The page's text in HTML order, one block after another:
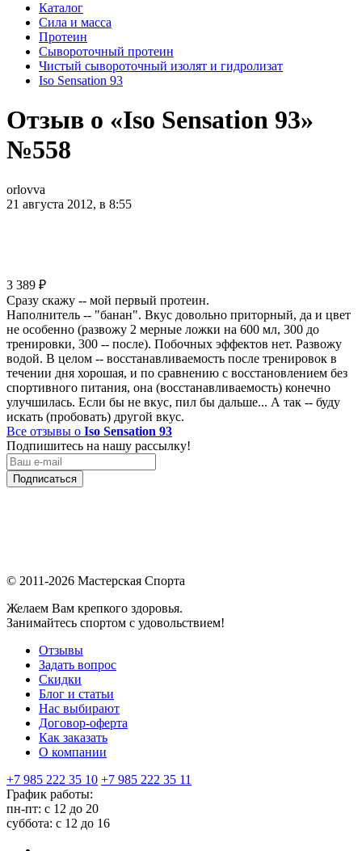
Каталог
Сила и масса
Протеин
Сывороточный протеин
Чистый сывороточный изолят и гидролизат
Iso Sensation 93
Отзыв о «Iso Sensation 93»
№558
orlovva
21 августа 2012, в 8:55
3 389 ₽
Сразу скажу -- мой первый протеин.
Наполнитель -- "банан". Вкус довольно приторный, да и цвет
не особенно (развожу 2 мерные ложки на 600 мл, 300 до
тренировки, 300 -- после). Побочных эффектов нет. Развожу
водой. В целом -- восстанавливаемость после тренировок в
течении дня хорошая, и по сравнению с восстановлением без
спортивного питания, она (восстанавливаемость) конечно
улучшилась. Если бы не вкус, пил бы дальше... А так -- буду
искать (пробовать) другой вкус.
Все отзывы о Iso Sensation 93
Подпишитесь на нашу рассылку!
Подписаться
© 2011-2026 Мастерская Спорта
Желаем Вам крепкого здоровья.
Занимайтесь спортом с удовольствием!
Отзывы
Задать вопрос
Скидки
Блог и статьи
Нас выбирают
Договор-оферта
Как заказать
О компании
+7 985 222 35 10 +7 985 222 35 11
График работы:
пн-пт: с 12 до 20
суббота: c 12 до 16